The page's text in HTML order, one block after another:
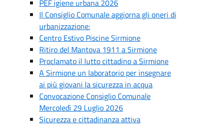
PEF igiene urbana 2026
Il Consiglio Comunale aggiorna gli oneri di
urbanizzazione:
Centro Estivo Piscine Sirmione
Ritiro del Mantova 1911 a Sirmione
Proclamato il lutto cittadino a Sirmione
A Sirmione un laboratorio per insegnare
ai più giovani la sicurezza in acqua
Convocazione Consiglio Comunale
Mercoledì 29 Luglio 2026
Sicurezza e cittadinanza attiva